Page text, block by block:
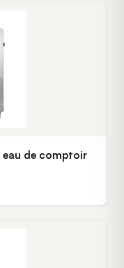
de comptoir